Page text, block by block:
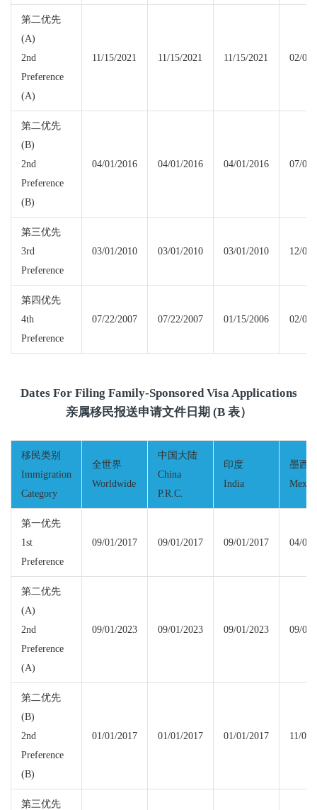
第二优先
(A)
2nd
Preference
(A)
11/15/2021 11/15/2021 11/15/2021 02/01/
第二优先
(B)
2nd
Preference
(B)
04/01/2016 04/01/2016 04/01/2016 07/08/
第三优先
3rd
Preference
03/01/2010 03/01/2010 03/01/2010 12/01/
第四优先
4th
Preference
07/22/2007 07/22/2007 01/15/2006 02/01/
Dates For Filing Family-Sponsored Visa Applications
亲属移民报送申请文件日期 (B 表）
移民类别
Immigration
Category
全世界
Worldwide
中国大陆
China
P.R.C.
印度
India
墨西
第一优先
1st
Preference
09/01/2017 09/01/2017 09/01/2017 04/01/
第二优先
(A)
2nd
Preference
(A)
09/01/2023 09/01/2023 09/01/2023 09/01/
第二优先
(B)
2nd
Preference
(B)
01/01/2017 01/01/2017 01/01/2017 11/01/
第三优先